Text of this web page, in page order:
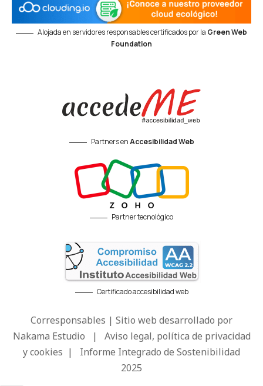
Alojada en servidores responsables certificados por la Green Web
Foundation
Partners enAccesibilidad Web
Partner tecnológico
Certificado accesibilidad web
Corresponsables | Sitio web desarrollado por
Nakama Estudio | Aviso legal, política de privacidad
y cookies | Informe Integrado de Sostenibilidad
2025